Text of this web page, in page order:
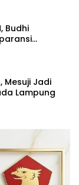
Budhi
Mesuji Jadi
Lampung